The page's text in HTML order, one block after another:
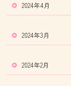
2024年4月
2024年3月
2024年2月